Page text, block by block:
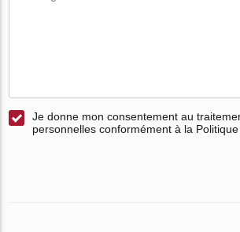
Je donne mon consentement au
personnelles conformément à la